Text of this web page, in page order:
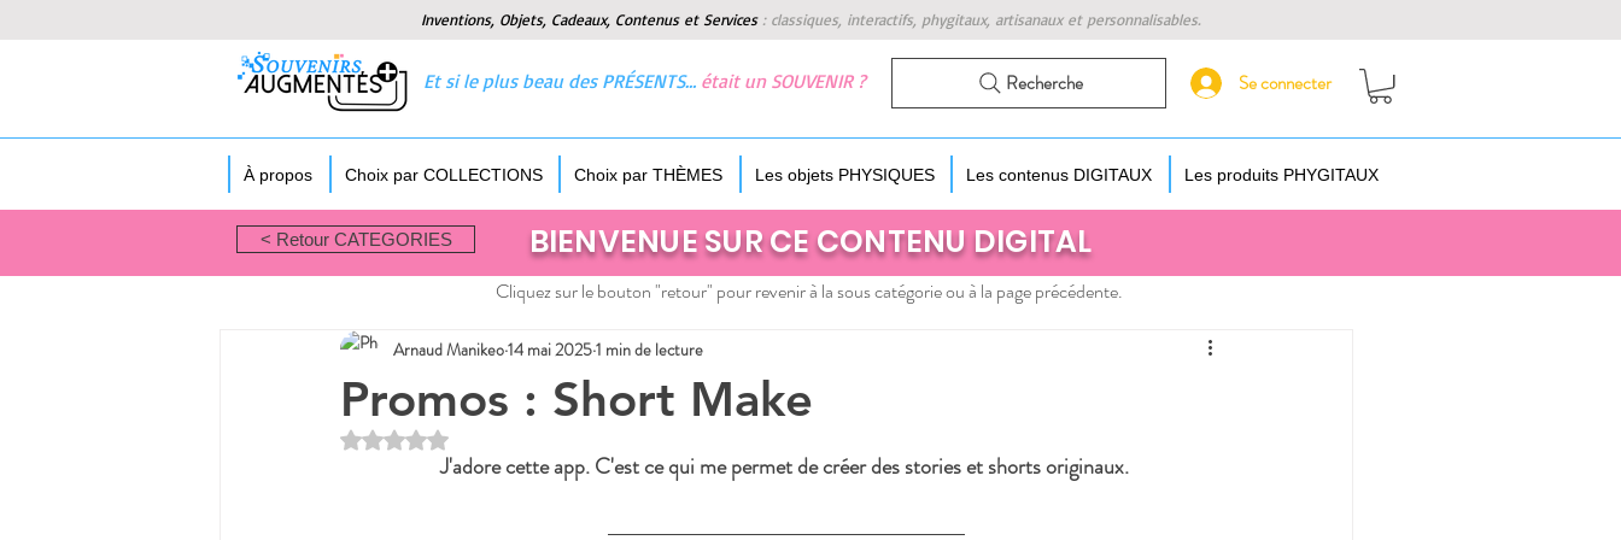
Inventions, Objets, Cadeaux, Contenus et Services : classiques, interactifs, phygitaux, artisanaux et personnalisables.
Et si le plus beau des PRÉSENTS… était un SOUVENIR ? Recherche Se connecter
À propos Choix par COLLECTIONS Choix par THÈMES Les objets PHYSIQUES Les contenus DIGITAUX Les produits PHYGITAUX
< Retour CATEGORIES BIENVENUE SUR CE CONTENU DIGITAL
Cliquez sur le bouton "retour" pour revenir à la sous catégorie ou à la page précédente.
Promos : Short Make
Arnaud Manikeo14 mai 20251 min de lecture
Noté NaN étoiles sur 5.
J'adore cette app. C'est ce qui me permet de créer des stories et shorts originaux.